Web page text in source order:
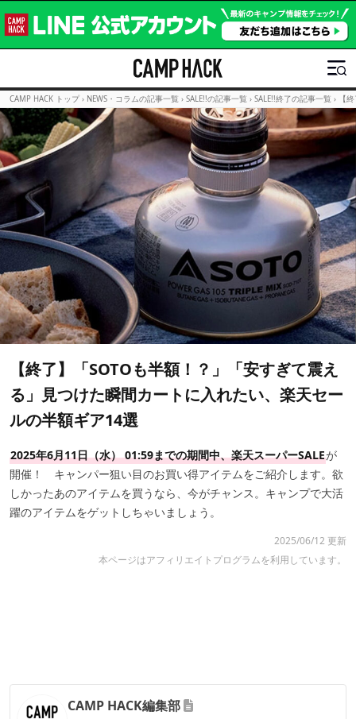
CAMP HACK トップ › NEWS・コラムの記事一覧 › SALE!!の記事一覧 › SALE!!終了の記事一覧 › 【
【終了】「SOTOも半額！？」「安すぎて震え
る」見つけた瞬間カートに入れたい、楽天セー
ルの半額ギア14選
2025年6月11日（水） 01:59までの期間中、楽天スーパーSALEが
開催！ キャンパー狙い目のお買い得アイテムをご紹介します。欲
しかったあのアイテムを買うなら、今がチャンス。キャンプで大活
躍のアイテムをゲットしちゃいましょう。
2025/06/12 更新
本ページはアフィリエイトプログラムを利用しています。
CAMP HACK編集部